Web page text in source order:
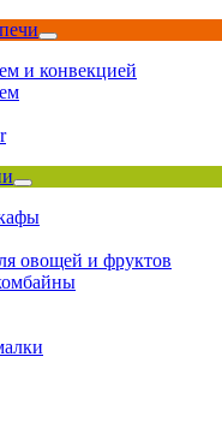
и конвекцией
овощей и фруктов